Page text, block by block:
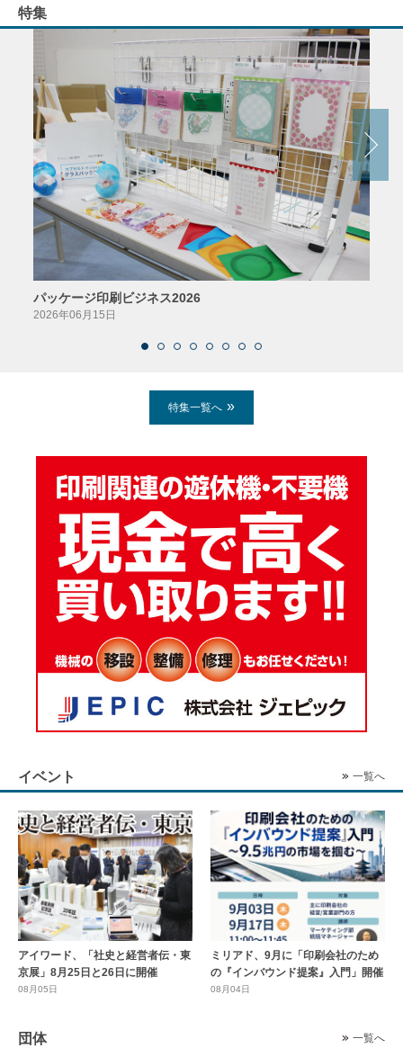
特集
パッケージ印刷ビジネス2026
2026年06月15日
特集一覧へ
イベント 一覧へ
アイワード、「社史と経営者伝・東
京展」8月25日と26日に開催
08月05日
ミリアド、9月に「印刷会社のため
の『インバウンド提案』入門」開催
08月04日
団体 一覧へ